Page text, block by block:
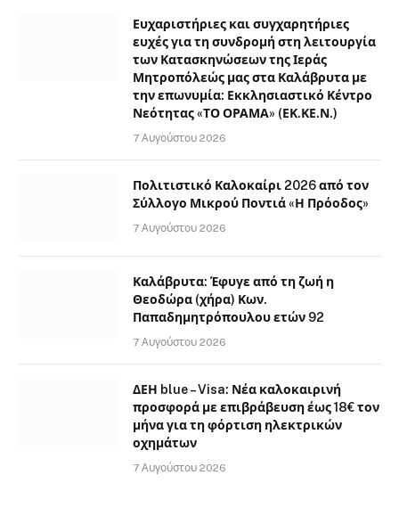
Ευχαριστήριες και συγχαρητήριες
ευχές για τη συνδρομή στη λειτουργία
των Κατασκηνώσεων της Ιεράς
Μητροπόλεώς μας στα Καλάβρυτα με
την επωνυμία: Εκκλησιαστικό Κέντρο
Νεότητας «ΤΟ ΟΡΑΜΑ» (ΕΚ.ΚΕ.Ν.)
7 Αυγούστου 2026
Πολιτιστικό Καλοκαίρι 2026 από τον
Σύλλογο Μικρού Ποντιά «Η Πρόοδος»
7 Αυγούστου 2026
Καλάβρυτα: Έφυγε από τη ζωή η
Θεοδώρα (χήρα) Κων.
Παπαδημητρόπουλου ετών 92
7 Αυγούστου 2026
ΔΕΗ blue – Visa: Νέα καλοκαιρινή
προσφορά με επιβράβευση έως 18€ τον
μήνα για τη φόρτιση ηλεκτρικών
οχημάτων
7 Αυγούστου 2026